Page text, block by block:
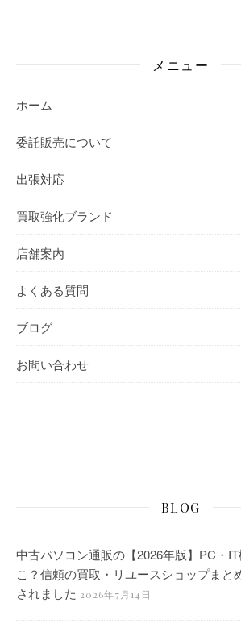
メニュー
ホーム
委託販売について
出張対応
買取強化ブランド
店舗案内
よくある質問
ブログ
お問い合わせ
BLOG
中古パソコン通販の【2026年版】PC・
こ？信頼の買取・リユースショップまと
されました 2026年7月14日